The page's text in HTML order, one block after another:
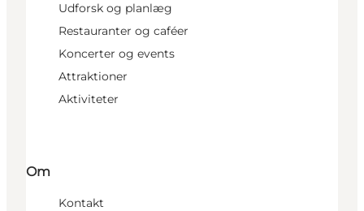
Udforsk og planlæg
Restauranter og caféer
Koncerter og events
Attraktioner
Aktiviteter
Om
Kontakt